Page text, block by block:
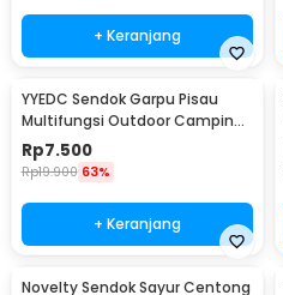
+ Keranjang
YYEDC Sendok Garpu Pisau
Multifungsi Outdoor Camping
Spork EDC Tools - LX708
Rp7.500
Rp19.900 63%
+ Keranjang
Novelty Sendok Sayur Centong